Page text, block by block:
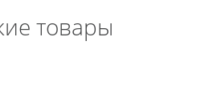
товары